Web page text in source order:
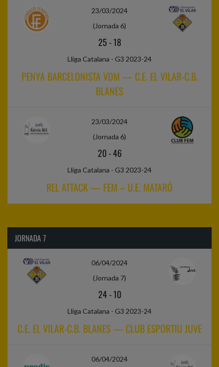
23/03/2024
(Jornada 6)
25-18
Lliga Catalana - G3 2023-24
PENYA BARCELONISTA VDM — C.E. EL VILAR-C.B.
BLANES
23/03/2024
(Jornada 6)
20-46
Lliga Catalana - G3 2023-24
REL ATTACK — FEM – U.E. MATARÓ
JORNADA 7
06/04/2024
(Jornada 7)
24-10
Lliga Catalana - G3 2023-24
C.E. EL VILAR-C.B. BLANES — CLUB ESPORTIU JUVE
06/04/2024